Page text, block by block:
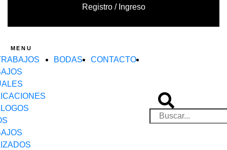
Registro / Ingreso
MENU
BODAS CONTACTO